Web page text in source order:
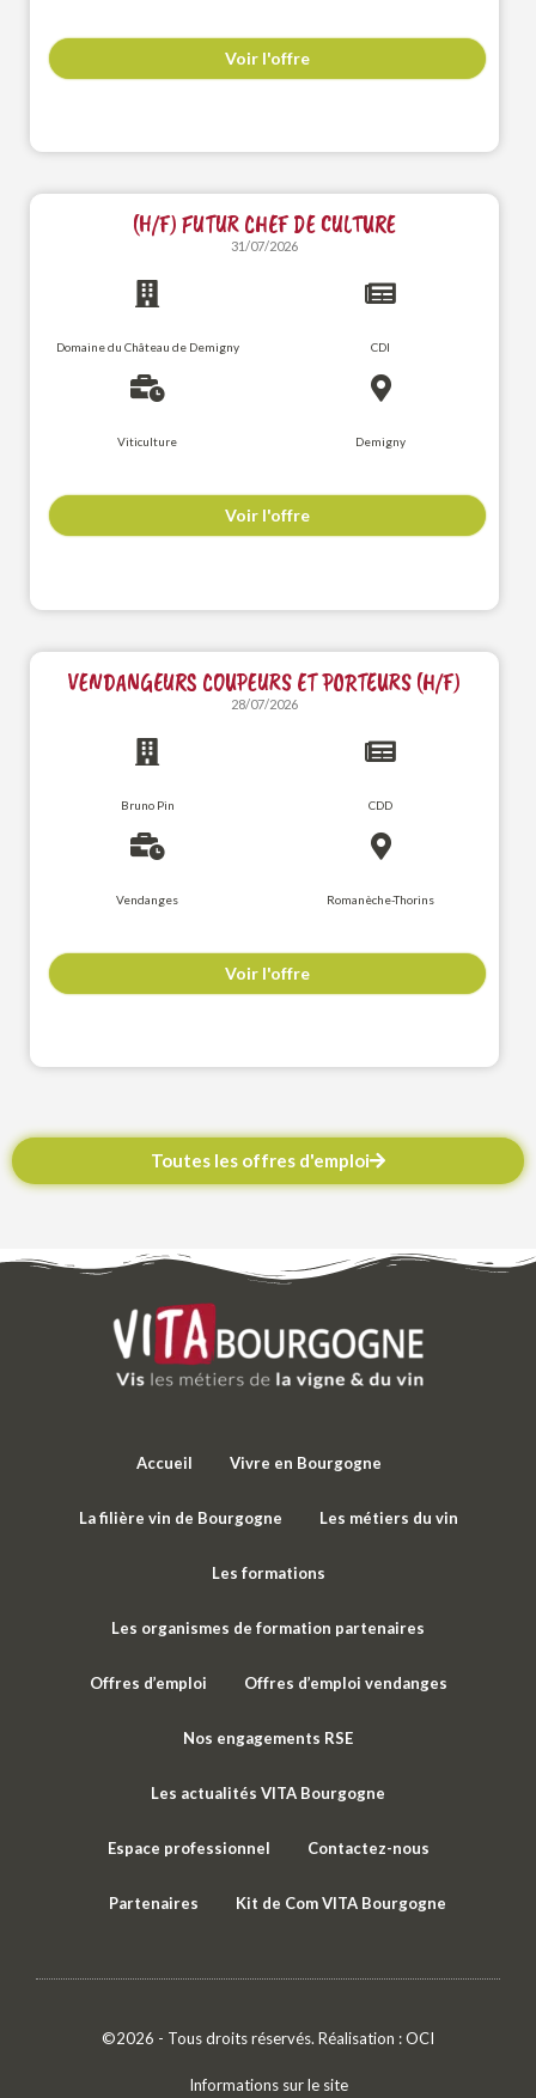
Voir l'offre
(H/F) FUTUR CHEF DE CULTURE
31/07/2026
Domaine du Château de Demigny CDI
Viticulture Demigny
Voir l'offre
VENDANGEURS COUPEURS ET PORTEURS (H/F)
28/07/2026
Bruno Pin CDD
Vendanges Romanèche-Thorins
Voir l'offre
Toutes les offres d'emploi
Accueil Vivre en Bourgogne
La filière vin de Bourgogne Les métiers du vin
Les formations
Les organismes de formation partenaires
Offres d’emploi Offres d’emploi vendanges
Nos engagements RSE
Les actualités VITA Bourgogne
Espace professionnel Contactez-nous
Partenaires Kit de Com VITA Bourgogne
©2026 - Tous droits réservés. Réalisation :OCI
Informations sur le site